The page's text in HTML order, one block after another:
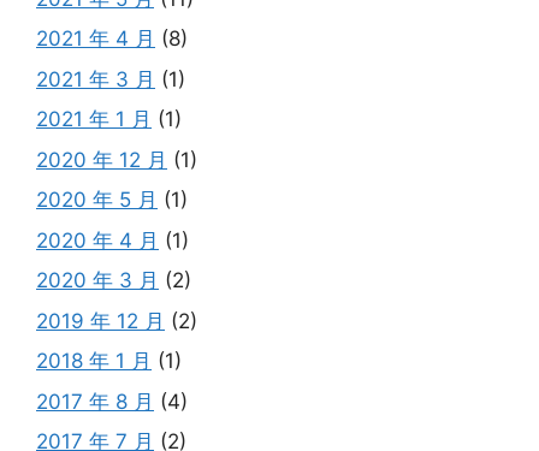
2021 年 4 月 (8)
2021 年 3 月 (1)
2021 年 1 月 (1)
2020 年 12 月 (1)
2020 年 5 月 (1)
2020 年 4 月 (1)
2020 年 3 月 (2)
2019 年 12 月 (2)
2018 年 1 月 (1)
2017 年 8 月 (4)
2017 年 7 月 (2)